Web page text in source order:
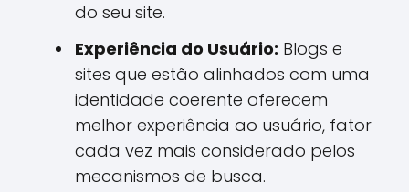
do seu site.
Experiência do Usuário: Blogs e
sites que estão alinhados com uma
identidade coerente oferecem
melhor experiência ao usuário, fator
cada vez mais considerado pelos
mecanismos de busca.